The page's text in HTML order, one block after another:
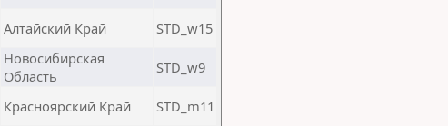
Алтайский Край STD_w15
Новосибирская
Область
STD_w9
Красноярский Край
STD_m11